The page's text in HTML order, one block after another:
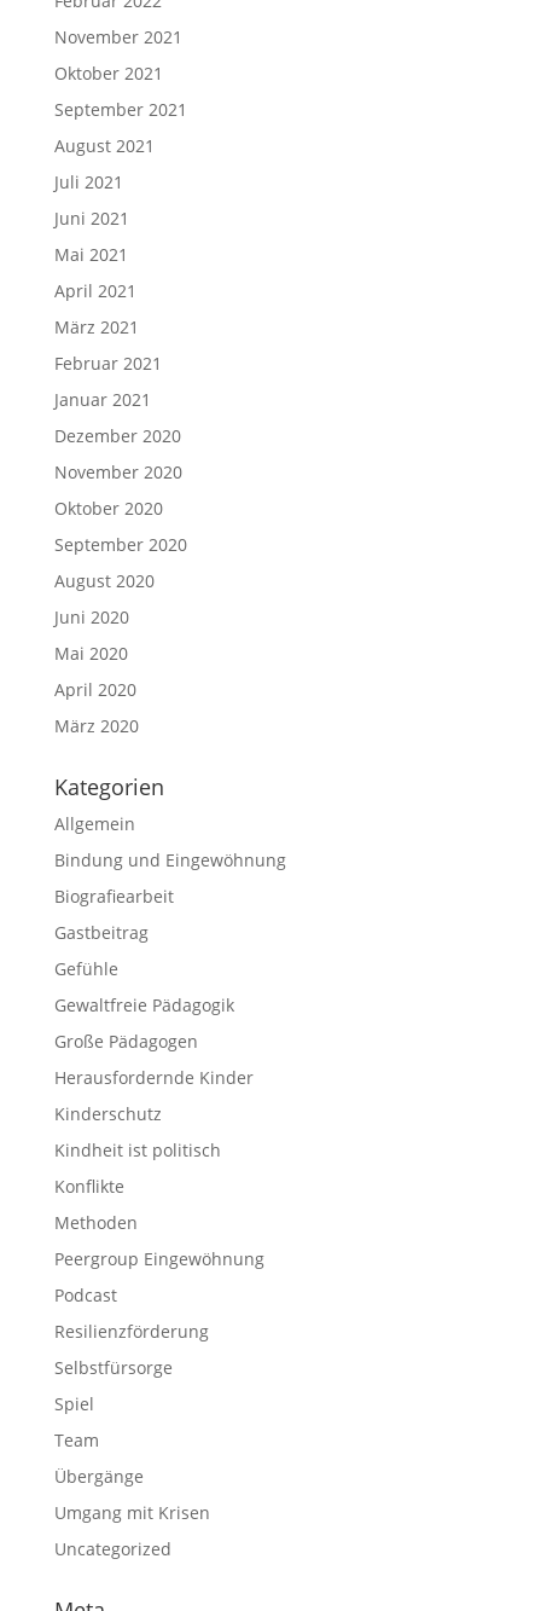
November 2021
Oktober 2021
September 2021
August 2021
Juli 2021
Juni 2021
Mai 2021
April 2021
März 2021
Februar 2021
Januar 2021
Dezember 2020
November 2020
Oktober 2020
September 2020
August 2020
Juni 2020
Mai 2020
April 2020
März 2020
Kategorien
Allgemein
Bindung und Eingewöhnung
Biografiearbeit
Gastbeitrag
Gefühle
Gewaltfreie Pädagogik
Große Pädagogen
Herausfordernde Kinder
Kinderschutz
Kindheit ist politisch
Konflikte
Methoden
Peergroup Eingewöhnung
Podcast
Resilienzförderung
Selbstfürsorge
Spiel
Team
Übergänge
Umgang mit Krisen
Uncategorized